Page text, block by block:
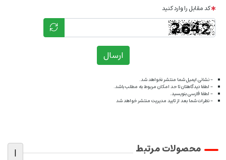
کد مقابل را وارد کنید
ارسال
- نشانی ایمیل شما منتشر نخواهد شد.
- لطفا دیدگاهتان تا حد امکان مربوط به مطلب باشد.
- لطفا فارسی بنویسید.
- نظرات شما بعد از تایید مدیریت منتشر خواهد شد
محصولات مرتبط |